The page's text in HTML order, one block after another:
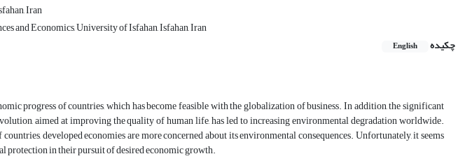
Iran
and Economics, University of Isfahan, Isfahan, Iran
چکیده
English
progress of countries, which has become feasible with the globalization of business. In addition, the significant
aimed at improving the quality of human life, has led to increasing environmental degradation worldwide.
developed economies are more concerned about its environmental consequences. Unfortunately, it seems
in their pursuit of desired economic growth.